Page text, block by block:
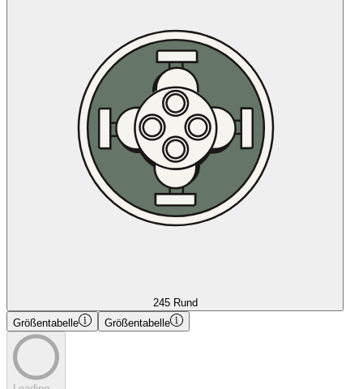
245 Rund
Größentabelle
Größentabelle